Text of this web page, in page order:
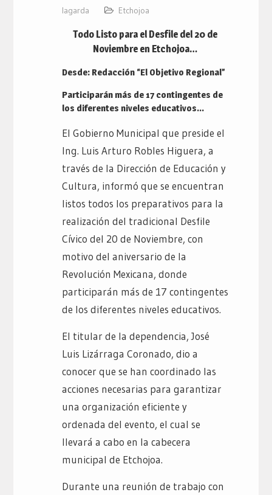
lagarda
Etchojoa
Todo Listo para el Desfile del 20 de
Noviembre en Etchojoa…
Desde: Redacción “El Objetivo Regional”
Participarán más de 17 contingentes de
los diferentes niveles educativos…
El Gobierno Municipal que preside el
Ing. Luis Arturo Robles Higuera, a
través de la Dirección de Educación y
Cultura, informó que se encuentran
listos todos los preparativos para la
realización del tradicional Desfile
Cívico del 20 de Noviembre, con
motivo del aniversario de la
Revolución Mexicana, donde
participarán más de 17 contingentes
de los diferentes niveles educativos.
El titular de la dependencia, José
Luis Lizárraga Coronado, dio a
conocer que se han coordinado las
acciones necesarias para garantizar
una organización eficiente y
ordenada del evento, el cual se
llevará a cabo en la cabecera
municipal de Etchojoa.
Durante una reunión de trabajo con